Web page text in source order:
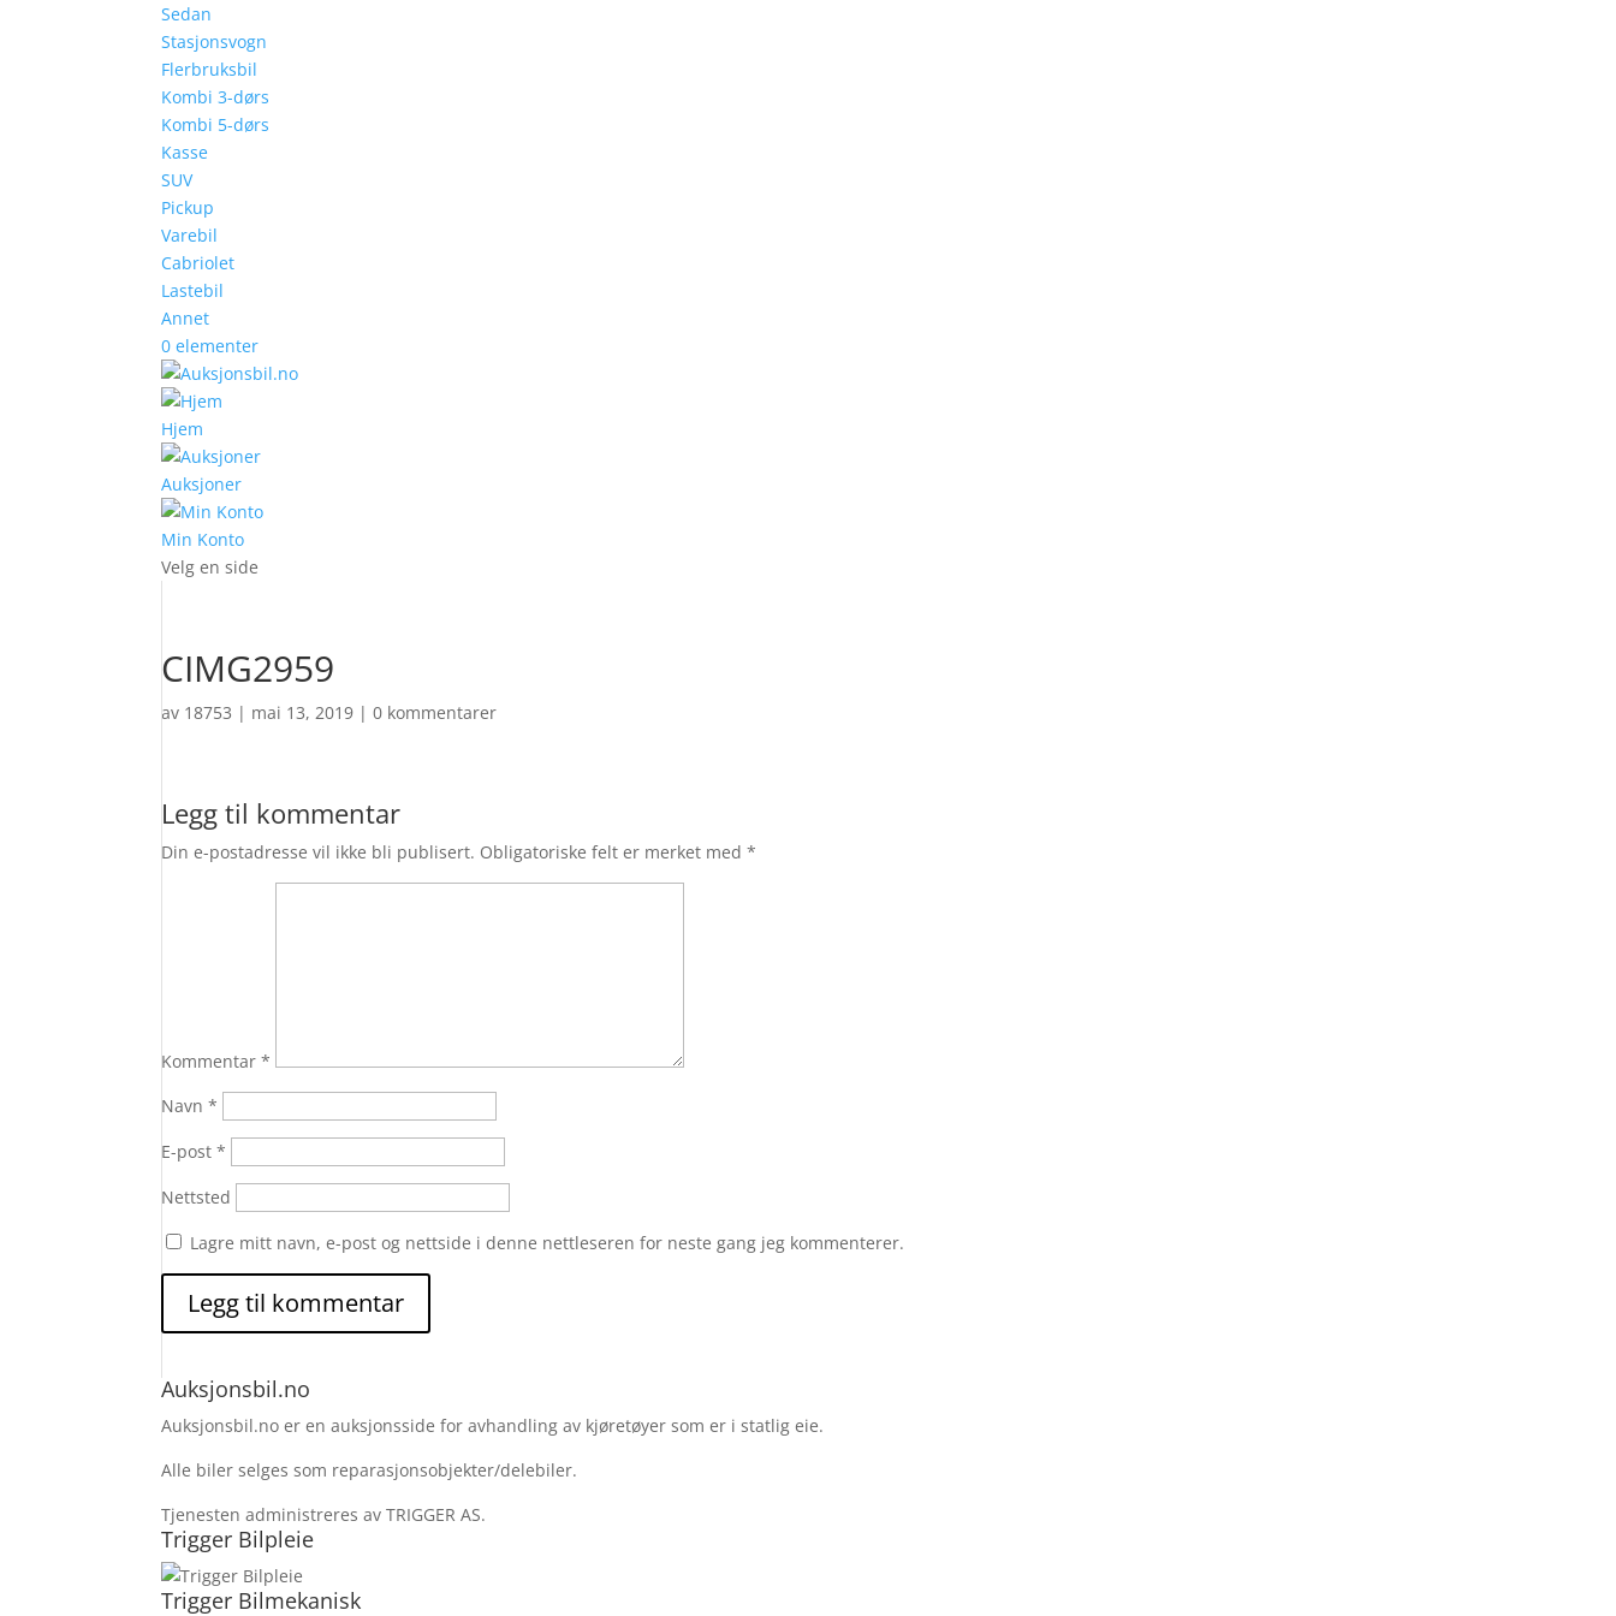
Sedan
Stasjonsvogn
Flerbruksbil
Kombi 3-dørs
Kombi 5-dørs
Kasse
SUV
Pickup
Varebil
Cabriolet
Lastebil
Annet
0 elementer
Hjem
Auksjoner
Min Konto
Velg en side
CIMG2959
av 18753 | mai 13, 2019 |0 kommentarer
Legg til kommentar
Din e-postadresse vil ikke bli publisert. Obligatoriske felt er merket med*
Kommentar*
Navn*
E-post*
Nettsted
Lagre mitt navn, e-post og nettside i denne nettleseren for neste gang jeg kommenterer.
Auksjonsbil.no
Auksjonsbil.no er en auksjonsside for avhandling av kjøretøyer som er i statlig eie.
Alle biler selges som reparasjonsobjekter/delebiler.
Tjenesten administreres av TRIGGER AS.
Trigger Bilpleie
Trigger Bilmekanisk